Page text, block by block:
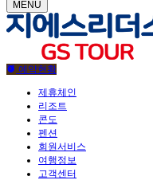
MENU
예약현황
제휴체인
리조트
콘도
펜션
회원서비스
여행정보
고객센터